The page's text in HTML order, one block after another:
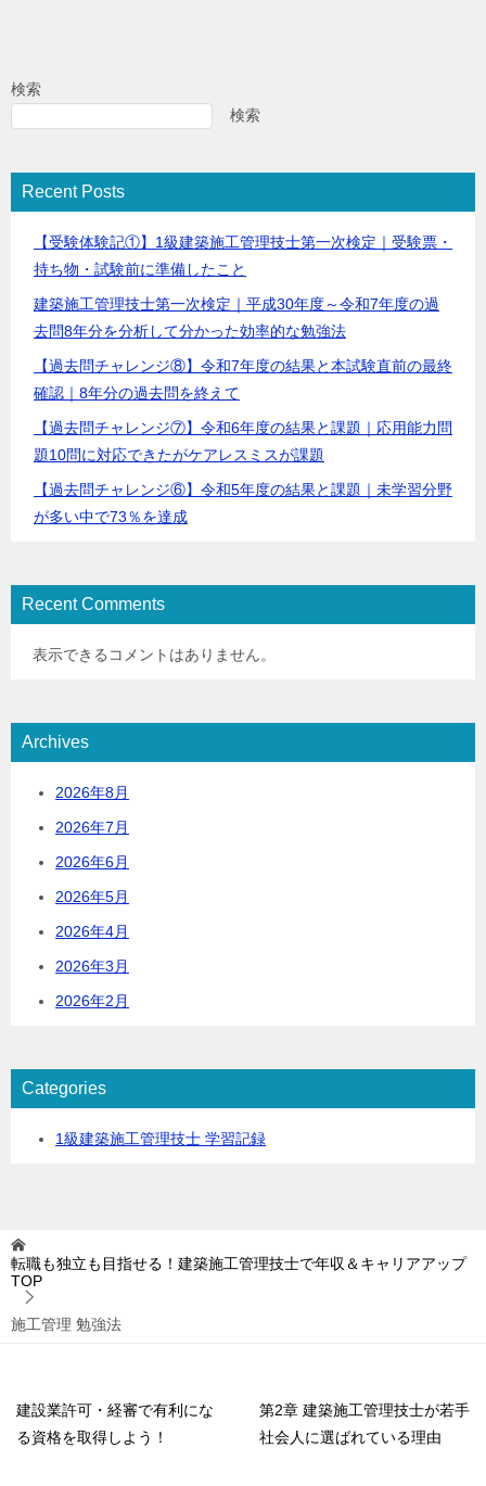
検索
検索
Recent Posts
【受験体験記①】1級建築施工管理技士第一次検定｜受験票・
持ち物・試験前に準備したこと
建築施工管理技士第一次検定｜平成30年度～令和7年度の過
去問8年分を分析して分かった効率的な勉強法
【過去問チャレンジ⑧】令和7年度の結果と本試験直前の最終
確認｜8年分の過去問を終えて
【過去問チャレンジ⑦】令和6年度の結果と課題｜応用能力問
題10問に対応できたがケアレスミスが課題
【過去問チャレンジ⑥】令和5年度の結果と課題｜未学習分野
が多い中で73％を達成
Recent Comments
表示できるコメントはありません。
Archives
2026年8月
2026年7月
2026年6月
2026年5月
2026年4月
2026年3月
2026年2月
Categories
1級建築施工管理技士 学習記録
転職も独立も目指せる！建築施工管理技士で年収＆キャリアアップ
TOP
施工管理 勉強法
建設業許可・経審で有利にな
る資格を取得しよう！
第2章 建築施工管理技士が若手
社会人に選ばれている理由